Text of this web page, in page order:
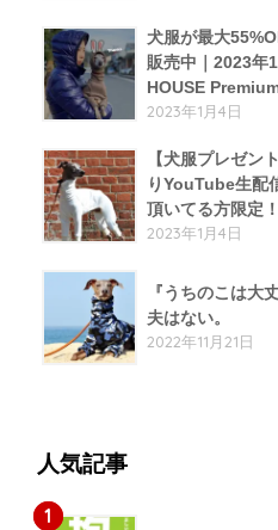
犬服が最大
販売中｜2023年
HOUSE
2023年1月4日
【犬服プレゼン
りYouTube生配
頂いてる方限定
2023年1月4日
『うちのこは大
夫はない。
2022年11月21日
人気記事
1